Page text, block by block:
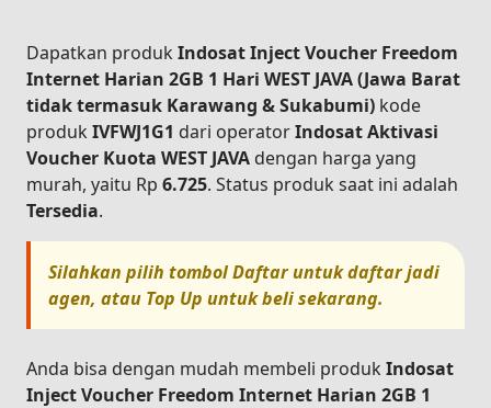
Dapatkan produk Indosat Inject Voucher Freedom
Internet Harian 2GB 1 Hari WEST JAVA (Jawa Barat
tidak termasuk Karawang & Sukabumi) kode
produk IVFWJ1G1 dari operatorIndosat Aktivasi
Voucher Kuota WEST JAVA dengan harga yang
murah, yaitu Rp 6.725. Status produk saat ini adalah
Tersedia.
Silahkan pilih tombolDaftaruntuk daftar jadi
agen, atau Top Up untuk beli sekarang.
Anda bisa dengan mudah membeli produk Indosat
Inject Voucher Freedom Internet Harian 2GB 1